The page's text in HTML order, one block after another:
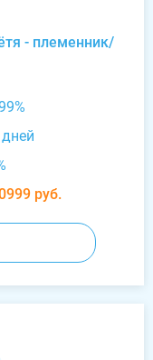
- племенник/
руб.